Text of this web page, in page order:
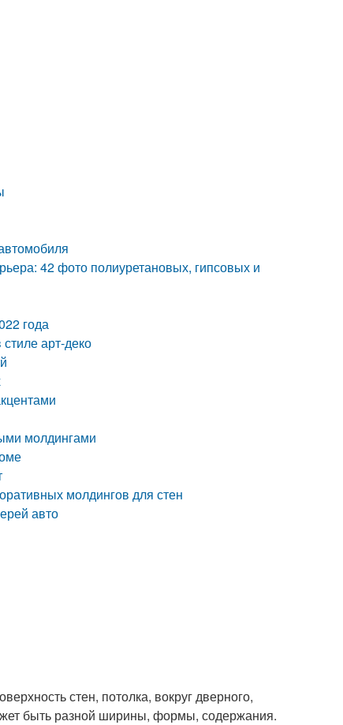
42 фото полиуретановых, гипсовых и
года
арт-деко
молдингами
молдингов для стен
авто
стен, потолка, вокруг дверного,
быть разной ширины, формы, содержания.